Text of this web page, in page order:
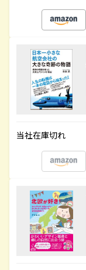
当社在庫切れ